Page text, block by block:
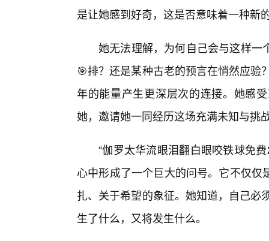
是让她感到好奇，这是否意味着一种新
她无法理解，为何自己会与这样一
🎯排？还是某种古老的预言在悄然应
年的能量产生更深层次的连接。她感
她，邀请她一同经历这场充满未知与挑
“伽罗太华流眼泪翻白眼咬铁球免
心中形成了一个巨大的问号。它不仅
扎、关于希望的象征。她知道，自己必
生了什么，又将发生什么。